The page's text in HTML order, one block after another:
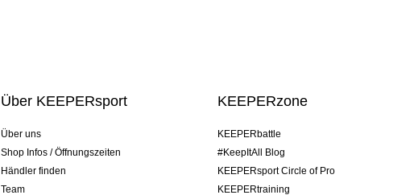
Über KEEPERsport
Über uns
Shop Infos / Öffnungszeiten
Händler finden
Team
KEEPERzone
KEEPERbattle
#KeepItAll Blog
KEEPERsport Circle of Pro
KEEPERtraining